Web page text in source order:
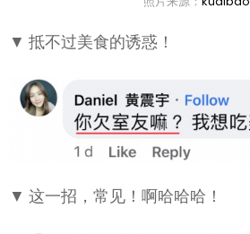
▼ 抵不过美食的诱惑！
▼ 这一招，常见！啊哈哈哈！